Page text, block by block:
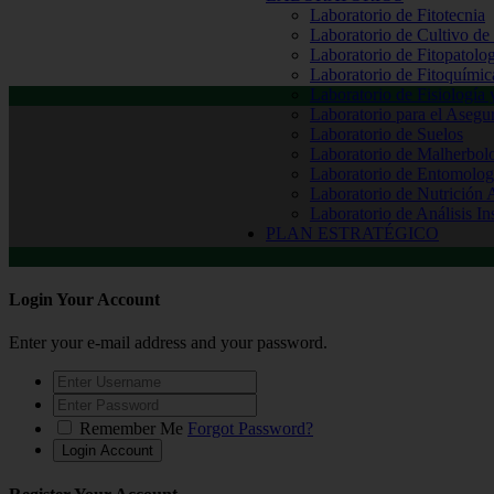
Laboratorio de Fitotecnia
Laboratorio de Cultivo de
Laboratorio de
Laboratorio de
Laboratorio de
Laboratorio para el
Laboratorio de Suelos
Laboratorio de
Laboratorio de
Laboratorio de Nutrición
Laboratorio de Análisis
PLAN ESTRATÉGICO
Login Your Account
Enter your e-mail address and your password.
Remember Me Forgot Password?